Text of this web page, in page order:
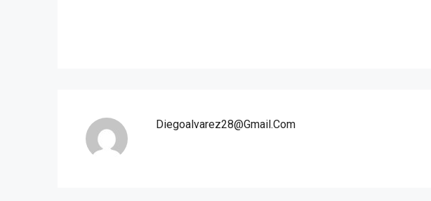
Diegoalvarez28@gmail.com